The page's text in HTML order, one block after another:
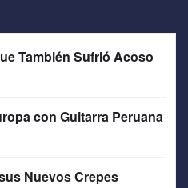
También Sufrió Acoso
con Guitarra Peruana
Nuevos Crepes